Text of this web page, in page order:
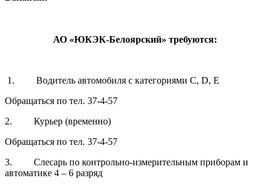
АО «ЮКЭК-Белоярский» требуются:
1. Водитель автомобиля с категориями C, D, E
Обращаться по тел. 37-4-57
2. Курьер (временно)
Обращаться по тел. 37-4-57
3. Слесарь по контрольно-измерительным приборам и
автоматике 4 – 6 разряд